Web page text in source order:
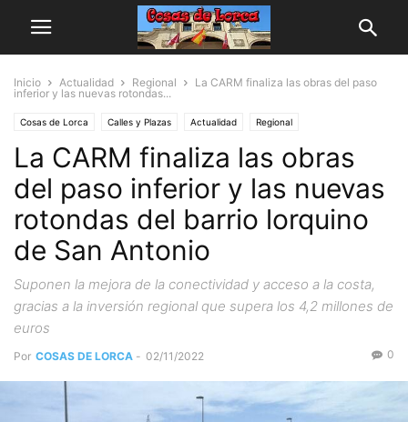
Inicio Actualidad Regional
La CARM finaliza las obras del paso
inferior y las nuevas rotondas...
Cosas de Lorca Calles y Plazas Actualidad Regional
La CARM finaliza las obras
del paso inferior y las nuevas
rotondas del barrio lorquino
de San Antonio
Suponen la mejora de la conectividad y acceso a la costa,
gracias a la inversión regional que supera los 4,2 millones de
euros
Por COSAS DE LORCA - 02/11/2022 0